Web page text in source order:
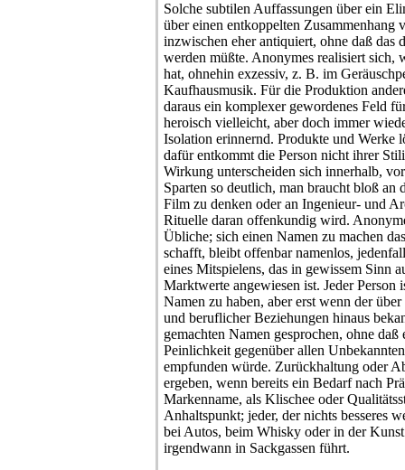
Solche subtilen Auffassungen über ein
über einen entkoppelten
inzwischen eher antiquiert, ohne daß das
werden müßte. Anonymes realisiert sich,
hat, ohnehin exzessiv, z. B. im
Kaufhausmusik. Für die Produktion
daraus ein komplexer gewordenes Feld
heroisch vielleicht, aber doch immer
Isolation erinnernd. Produkte und Werke
dafür entkommt die Person nicht ihrer
Wirkung unterscheiden sich innerhalb,
Sparten so deutlich, man braucht bloß an
Film zu denken oder an Ingenieur- und
Rituelle daran offenkundig wird.
Übliche; sich einen Namen zu machen
schafft, bleibt offenbar namenlos,
eines Mitspielens, das in gewissem Sinn
Marktwerte angewiesen ist. Jeder Person
Namen zu haben, aber erst wenn der
und beruflicher Beziehungen hinaus
gemachten Namen gesprochen, ohne
Peinlichkeit gegenüber allen
empfunden würde. Zurückhaltung oder
ergeben, wenn bereits ein Bedarf nach
Markenname, als Klischee oder
Anhaltspunkt; jeder, der nichts besseres
bei Autos, beim Whisky oder in der
irgendwann in Sackgassen führt.